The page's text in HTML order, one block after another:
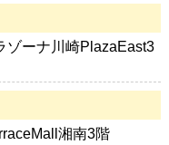
ーナ川崎PlazaEast3
湘南3階